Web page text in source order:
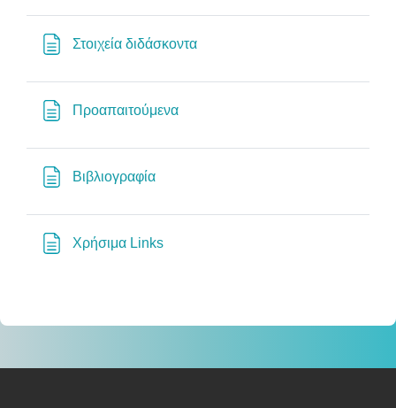
Στοιχεία διδάσκονταPage
ΠροαπαιτούμεναPage
ΒιβλιογραφίαPage
Χρήσιμα LinksPage